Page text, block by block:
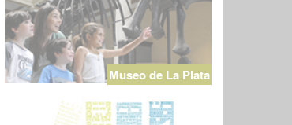
Museo de La Plata